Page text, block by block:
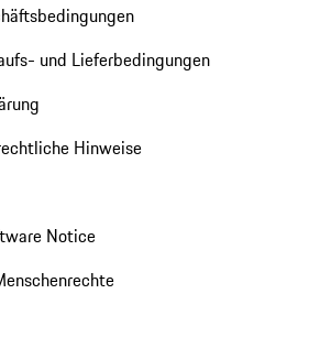
und Lieferbedingungen
Hinweise
Notice